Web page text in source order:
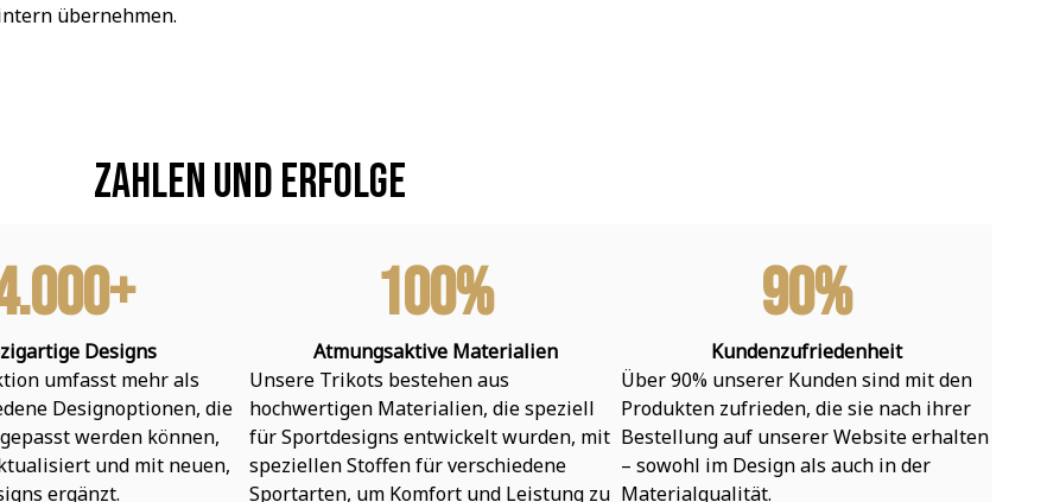
übernehmen.
Zahlen und Erfolge
Designs
umfasst mehr als
Designoptionen, die
werden können,
und mit neuen,
ergänzt.
100%
Atmungsaktive Materialien
Unsere Trikots bestehen aus
hochwertigen Materialien, die speziell
für Sportdesigns entwickelt wurden, mit
speziellen Stoffen für verschiedene
Sportarten, um Komfort und Leistung zu
90%
Kundenzufriedenheit
Über 90% unserer Kunden sind mit den
Produkten zufrieden, die sie nach ihrer
Bestellung auf unserer Website erhalten
– sowohl im Design als auch in der
Materialqualität.